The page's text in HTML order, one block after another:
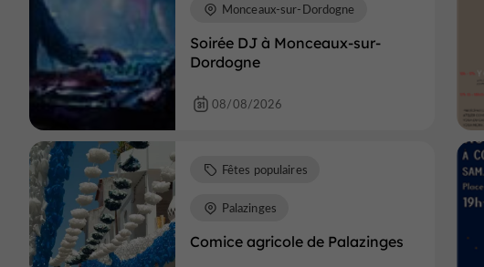
Soirée DJ à Monceaux-sur-
Dordogne
Monceaux-sur-Dordogne
08/08/2026
Comice agricole de Palazinges
Fêtes populaires
Palazinges